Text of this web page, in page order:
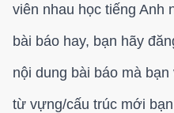
viên nhau học tiếng Anh
bài báo hay, bạn hãy
nội dung bài báo mà
từ vựng/cấu trúc mới